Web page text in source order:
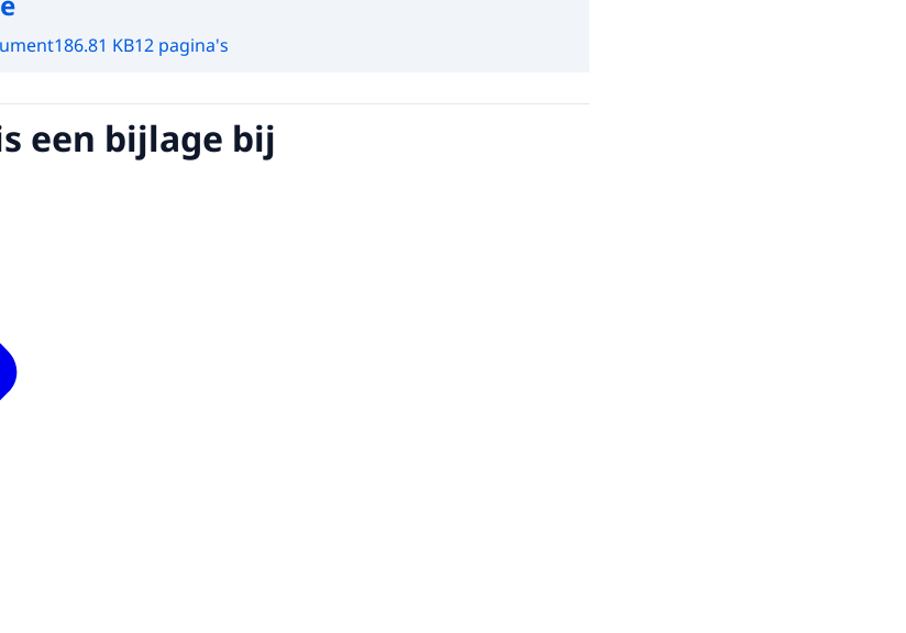
186.81 KB12 pagina's
een bijlage bij